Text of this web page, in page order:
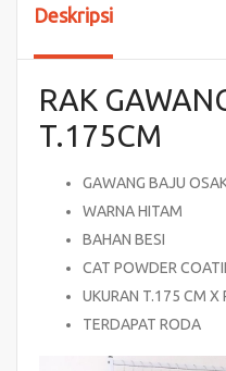
Deskripsi
RAK
T.175CM
GAWANG BAJU
WARNA HITAM
BAHAN BESI
CAT POWDER
UKURAN T.175 CM X
TERDAPAT RODA